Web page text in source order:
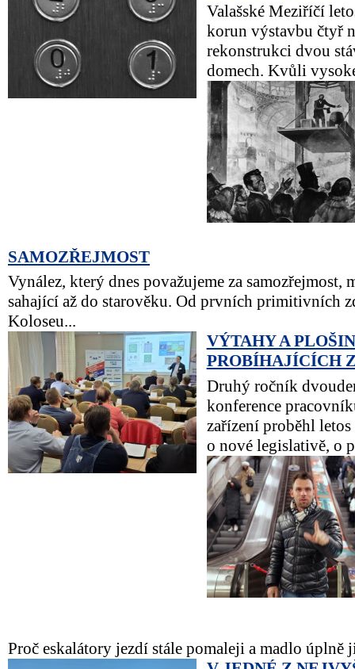
Valašské Meziříčí
korun výstavbu čtyř
rekonstrukci dvou
domech. Kvůli
SAMOZŘEJMOST
Vynález, který dnes považujeme za
sahající až do starověku. Od prvních primitivních
Koloseu...
VÝTAHY A
PROBÍHAJÍCÍCH
Druhý ročník
konference
zařízení proběhl
o nové legislativě, o
Proč eskalátory jezdí stále pomaleji a madlo úplně